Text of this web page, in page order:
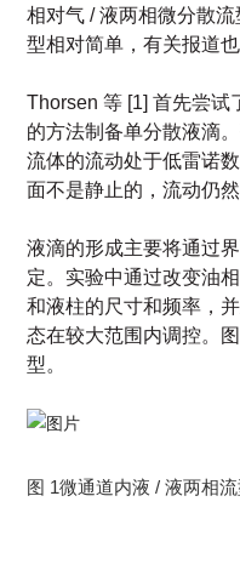
相对气 / 液两相微分散流
型相对简单，有关报道也
Thorsen 等 [1] 首先尝试
的方法制备单分散液滴
流体的流动处于低雷诺
面不是静止的，流动仍
液滴的形成主要将通过
定。实验中通过改变油
和液柱的尺寸和频率，
态在较大范围内调控。
型。
图 1微通道内液 / 液两相